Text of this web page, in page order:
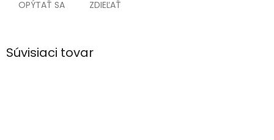
OPÝTAŤ SA ZDIEĽAŤ
Súvisiaci tovar